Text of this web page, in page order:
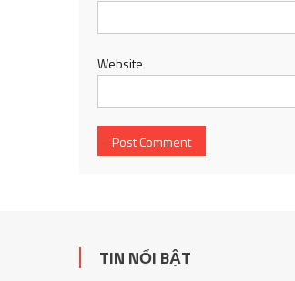
Website
TIN NỔI BẬT